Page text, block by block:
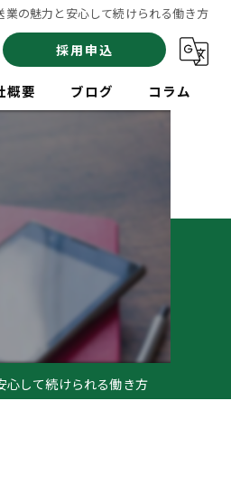
業の魅力と安心して続けられる働き方
採用申込
概要 ブログ コラム
心して続けられる働き方